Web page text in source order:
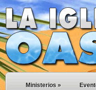
Ministerios »